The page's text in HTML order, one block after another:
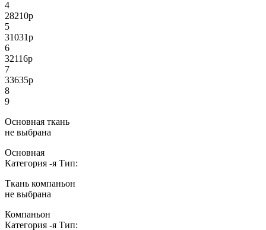
4
28210р
5
31031р
6
32116р
7
33635р
8
9
Основная ткань
не выбрана
Основная
Категория -я Тип:
Ткань компаньон
не выбрана
Компаньон
Категория -я Тип: